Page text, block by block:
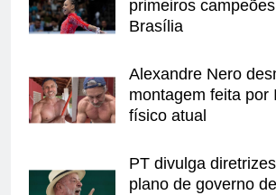
primeiros
Brasília
Alexandre Nero
montagem feita por
físico atual
PT divulga
plano de governo